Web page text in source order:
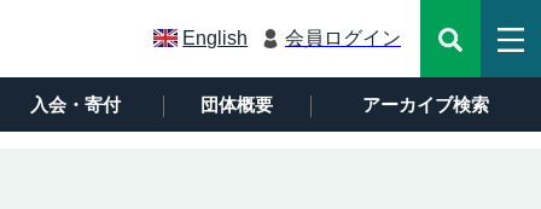
English 会員ログイン
入会・寄付 団体概要 アーカイブ検索